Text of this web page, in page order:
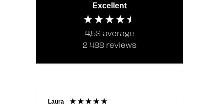
Excellent
4,53 average
2 488 reviews
Laura